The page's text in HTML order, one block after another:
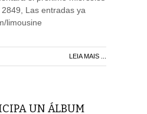
Las entradas ya
limousine
LEIA MAIS ...
UN ÁLBUM